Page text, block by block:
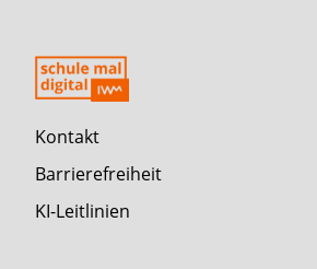
Kontakt
Barrierefreiheit
KI-Leitlinien